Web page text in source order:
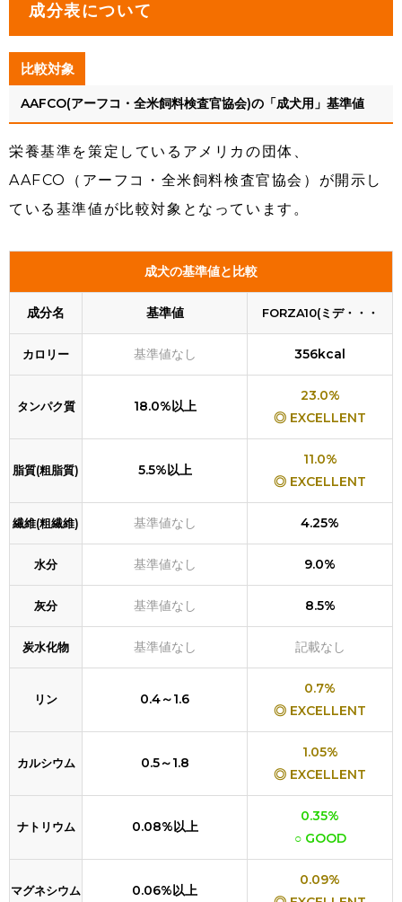
成分表について
比較対象
AAFCO(アーフコ・全米飼料検査官協会)の「成犬用」基準値
栄養基準を策定しているアメリカの団体、
AAFCO（アーフコ・全米飼料検査官協会）が開示し
ている基準値が比較対象となっています。
成犬の基準値と比較
成分名 基準値 FORZA10(ミデ・・・
カロリー 基準値なし 356kcal
タンパク質 18.0%以上
23.0%
◎ EXCELLENT
脂質(粗脂質) 5.5%以上
11.0%
◎ EXCELLENT
繊維(粗繊維) 基準値なし 4.25%
水分 基準値なし 9.0%
灰分 基準値なし 8.5%
炭水化物 基準値なし 記載なし
リン 0.4～1.6
0.7%
◎ EXCELLENT
カルシウム 0.5～1.8
1.05%
◎ EXCELLENT
ナトリウム 0.08%以上
0.35%
○ GOOD
マグネシウム 0.06%以上
0.09%